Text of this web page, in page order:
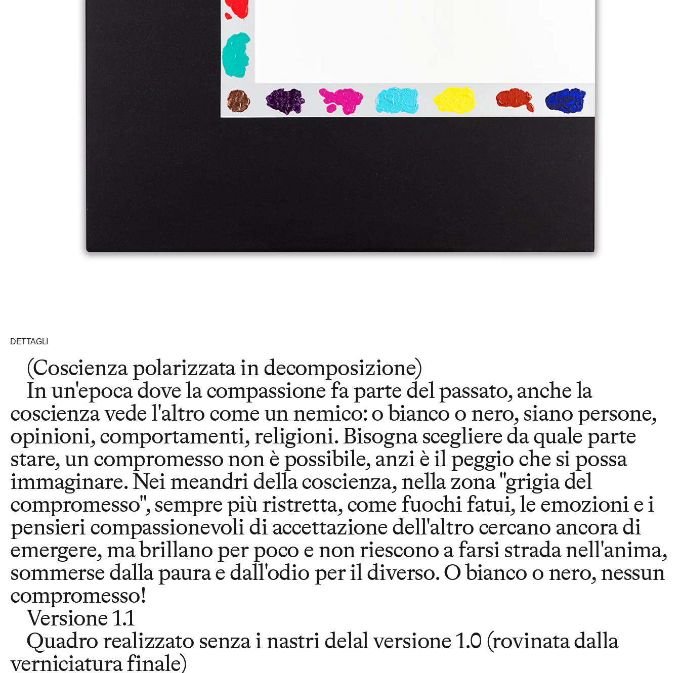
DETTAGLI
(Coscienza polarizzata in decomposizione)
In un'epoca dove la compassione fa parte del passato, anche la
coscienza vede l'altro come un nemico: o bianco o nero, siano persone,
opinioni, comportamenti, religioni. Bisogna scegliere da quale parte
stare, un compromesso non è possibile, anzi è il peggio che si possa
immaginare. Nei meandri della coscienza, nella zona "grigia del
compromesso", sempre più ristretta, come fuochi fatui, le emozioni e i
pensieri compassionevoli di accettazione dell'altro cercano ancora di
emergere, ma brillano per poco e non riescono a farsi strada nell'anima,
sommerse dalla paura e dall'odio per il diverso. O bianco o nero, nessun
compromesso!
Versione 1.1
Quadro realizzato senza i nastri delal versione 1.0 (rovinata dalla
verniciatura finale)